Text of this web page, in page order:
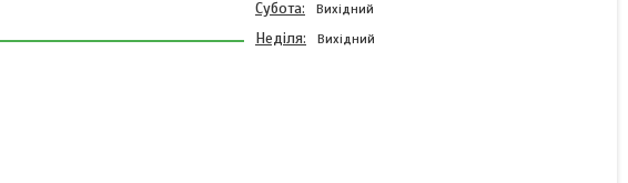
Субота Вихідний
Неділя Вихідний